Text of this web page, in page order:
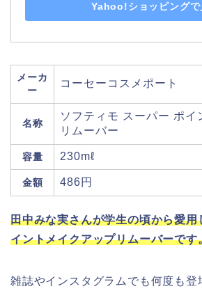
Yahoo!ショッピングで
メーカ
ー
コーセーコスメポート
名称
ソフティモ スーパー ポイ
リムーバー
容量 230mℓ
金額 486円
田中みな実さんが学生の頃から愛用
イントメイクアップリムーバーです
雑誌やインスタグラムでも何度も登